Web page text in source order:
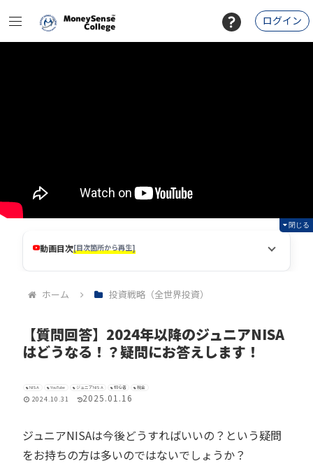
ログイン
ホーム 投資戦略（全世界投資）
【質問回答】2024年以降のジュニアNISA
はどうなる！？疑問にお答えします！
NISA YouTube ジュニアNISA 初心者 税金
2024.10.31 2025.01.16
ジュニアNISAは今後どうすればいいの？という疑問
をお持ちの方は多いのではないでしょうか？
閉じる
動画目次[目次箇所から再生]